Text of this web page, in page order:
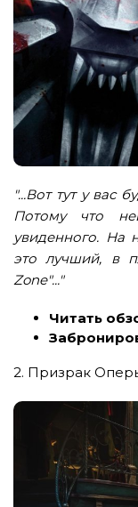
"...Вот тут у вас
Потому что
увиденного. На
это лучший, в
Zone"..."
Читать
2. Призрак